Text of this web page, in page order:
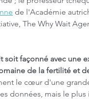
de l'Académie
The Why Wait
soit façonné avec une
de la fertilité et
le cœur d'une
données, mais le